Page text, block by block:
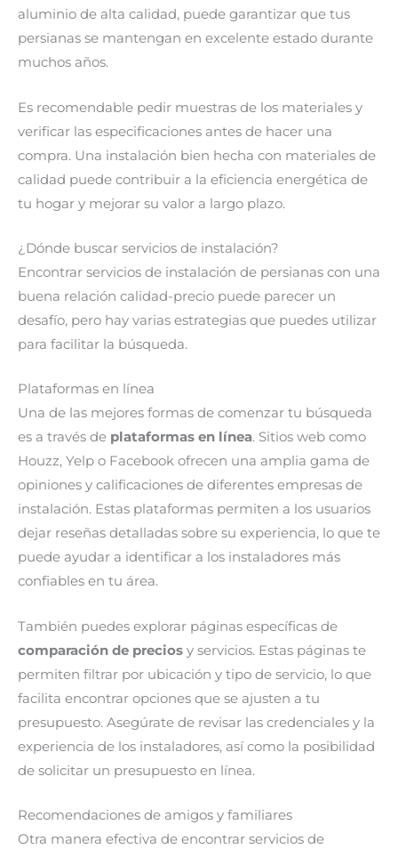
aluminio de alta calidad, puede garantizar que tus
persianas se mantengan en excelente estado durante
muchos años.
Es recomendable pedir muestras de los materiales y
verificar las especificaciones antes de hacer una
compra. Una instalación bien hecha con materiales de
calidad puede contribuir a la eficiencia energética de
tu hogar y mejorar su valor a largo plazo.
¿Dónde buscar servicios de instalación?
Encontrar servicios de instalación de persianas con una
buena relación calidad-precio puede parecer un
desafío, pero hay varias estrategias que puedes utilizar
para facilitar la búsqueda.
Plataformas en línea
Una de las mejores formas de comenzar tu búsqueda
es a través de plataformas en línea. Sitios web como
Houzz, Yelp o Facebook ofrecen una amplia gama de
opiniones y calificaciones de diferentes empresas de
instalación. Estas plataformas permiten a los usuarios
dejar reseñas detalladas sobre su experiencia, lo que te
puede ayudar a identificar a los instaladores más
confiables en tu área.
También puedes explorar páginas específicas de
comparación de precios y servicios. Estas páginas te
permiten filtrar por ubicación y tipo de servicio, lo que
facilita encontrar opciones que se ajusten a tu
presupuesto. Asegúrate de revisar las credenciales y la
experiencia de los instaladores, así como la posibilidad
de solicitar un presupuesto en línea.
Recomendaciones de amigos y familiares
Otra manera efectiva de encontrar servicios de